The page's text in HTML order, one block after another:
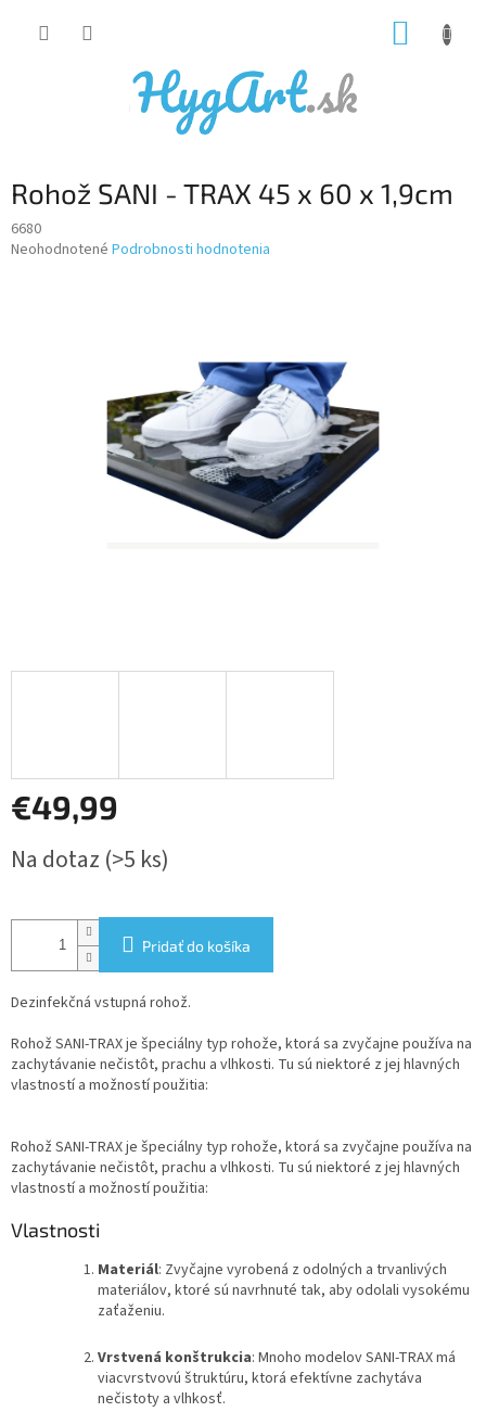
Rohož SANI - TRAX 45 x 60 x 1,9cm
6680
Priemerné
Neohodnotené Podrobnosti hodnotenia
€49,99
cena:
Na dotaz (>5 ks)
Pridať do košíka
Dezinfekčná vstupná rohož.
Rohož SANI-TRAX je špeciálny typ rohože, ktorá sa zvyčajne používa na
zachytávanie nečistôt, prachu a vlhkosti. Tu sú niektoré z jej hlavných
vlastností a možností použitia:
Rohož SANI-TRAX je špeciálny typ rohože, ktorá sa zvyčajne používa na
zachytávanie nečistôt, prachu a vlhkosti. Tu sú niektoré z jej hlavných
vlastností a možností použitia:
Vlastnosti
Materiál: Zvyčajne vyrobená z odolných a trvanlivých
materiálov, ktoré sú navrhnuté tak, aby odolali vysokému
zaťaženiu.
Vrstvená konštrukcia: Mnoho modelov SANI-TRAX má
viacvrstvovú štruktúru, ktorá efektívne zachytáva
nečistoty a vlhkosť.